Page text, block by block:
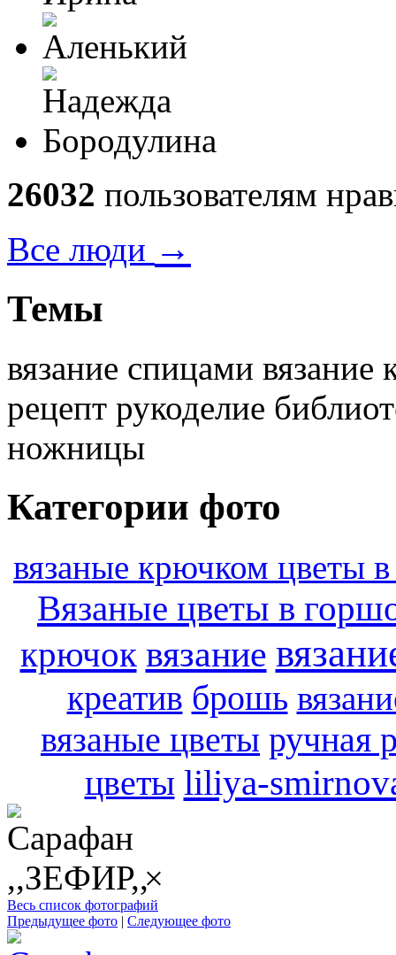
26032 пользователям
Все люди →
Темы
вязание спицами
рецепт рукоделие
ножницы
Категории фото
вязаные крючком цветы
Вязаные цветы в
крючок вязание
креатив брошь
вязаные цветы ручная
цветы liliya-
×
Весь список фотографий
Предыдущее фото | Следующее фото